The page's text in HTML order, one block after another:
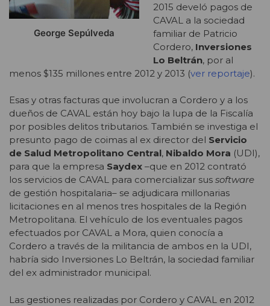
George Sepúlveda
2015 develó pagos de
CAVAL a la sociedad
familiar de Patricio
Cordero, Inversiones
Lo Beltrán, por al
menos $135 millones entre 2012 y 2013 (ver reportaje).
Esas y otras facturas que involucran a Cordero y a los
dueños de CAVAL están hoy bajo la lupa de la Fiscalía
por posibles delitos tributarios. También se investiga el
presunto pago de coimas al ex director del Servicio
de Salud Metropolitano Central, Nibaldo Mora (UDI),
para que la empresa Saydex –que en 2012 contrató
los servicios de CAVAL para comercializar sus software
de gestión hospitalaria– se adjudicara millonarias
licitaciones en al menos tres hospitales de la Región
Metropolitana. El vehículo de los eventuales pagos
efectuados por CAVAL a Mora, quien conocía a
Cordero a través de la militancia de ambos en la UDI,
habría sido Inversiones Lo Beltrán, la sociedad familiar
del ex administrador municipal.
Las gestiones realizadas por Cordero y CAVAL en 2012